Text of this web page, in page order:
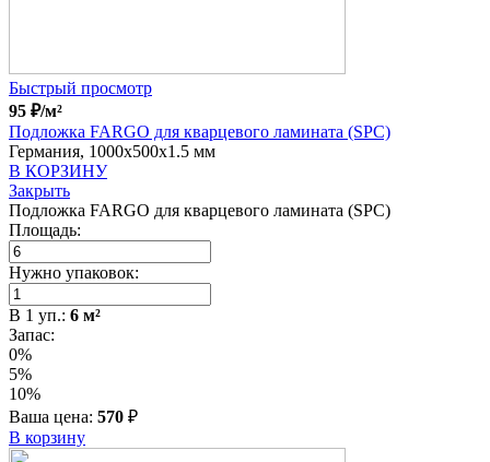
Быстрый просмотр
95 ₽/м²
Подложка FARGO для кварцевого ламината (SPC)
Германия, 1000x500x1.5 мм
В КОРЗИНУ
Закрыть
Подложка FARGO для кварцевого ламината (SPC)
Площадь:
Нужно упаковок:
В 1 уп.: 6 м²
Запас:
0%
5%
10%
Ваша цена: 570 ₽
В корзину